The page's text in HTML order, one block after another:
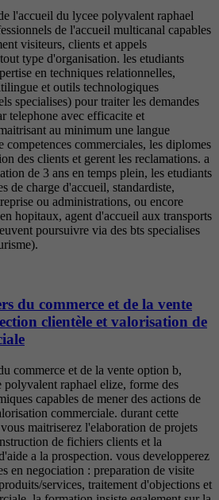
l'accueil du lycee polyvalent raphael
de l'accueil multicanal capables
visiteurs, clients et appels
type d'organisation. les etudiants
en techniques relationnelles,
et outils technologiques
specialises) pour traiter les demandes
telephone avec efficacite et
au minimum une langue
competences commerciales, les diplomes
des clients et gerent les reclamations. a
de 3 ans en temps plein, les etudiants
de charge d'accueil, standardiste,
ou administrations, ou encore
hopitaux, agent d'accueil aux transports
poursuivre via des bts specialises
du commerce et de la vente
clientèle et valorisation de
commerce et de la vente option b,
polyvalent raphael elize, forme des
capables de mener des actions de
commerciale. durant cette
maitriserez l'elaboration de projets
de fichiers clients et la
a la prospection. vous developperez
en negociation : preparation de visite
services, traitement d'objections et